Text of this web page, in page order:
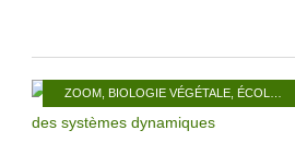
ZOOM BIOLOGIE VÉGÉTALE ÉCOLOGIE